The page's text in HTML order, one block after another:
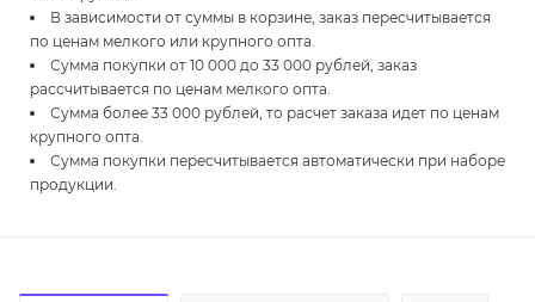
В зависимости от суммы в корзине, заказ пересчитывается
по ценам мелкого или крупного опта.
Сумма покупки от 10 000 до 33 000 рублей, заказ
рассчитывается по ценам мелкого опта.
Сумма более 33 000 рублей, то расчет заказа идет по ценам
крупного опта.
Сумма покупки пересчитывается автоматически при наборе
продукции.